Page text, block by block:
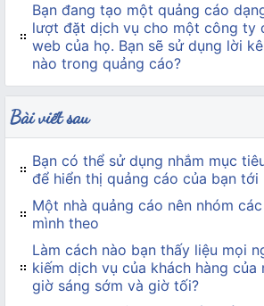
Bạn đang tạo một quảng cáo
lượt đặt dịch vụ cho một công ty
web của họ. Bạn sẽ sử dụng lời
nào trong quảng cáo?
Bài viết sau
Bạn có thể sử dụng nhắm mục
để hiển thị quảng cáo của bạn tới
Một nhà quảng cáo nên nhóm
mình theo
Làm cách nào bạn thấy liệu mọi
kiếm dịch vụ của khách hàng của
giờ sáng sớm và giờ tối?